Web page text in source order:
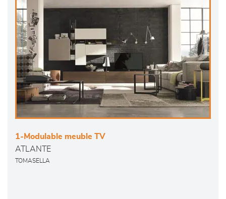
1-Modulable meuble TV
ATLANTE
TOMASELLA